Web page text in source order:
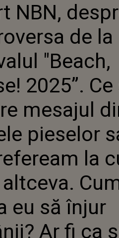
"BEACH, PLEASE!
DESPRE MESAJUL
PIESELOR SALE:
CU TOTUL
PUTEA EU SĂ
FI CA ȘI CUM MI-
NBN,
de la
"Beach,
2025”.
mesajul
pieselor
la
eu să înjur
Ar fi ca